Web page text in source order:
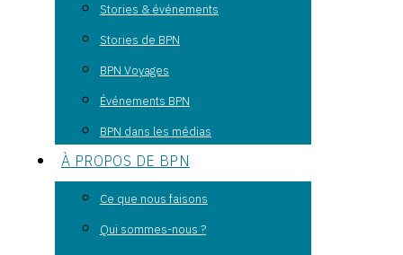
Stories & événements
Stories de BPN
BPN Voyages
Événements BPN
BPN dans les médias
À PROPOS DE BPN
Ce que nous faisons
Qui sommes-nous ?